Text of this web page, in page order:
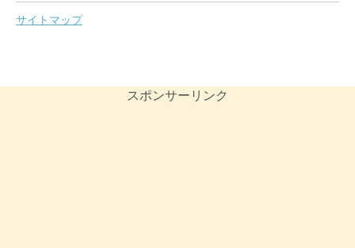
サイトマップ
スポンサーリンク